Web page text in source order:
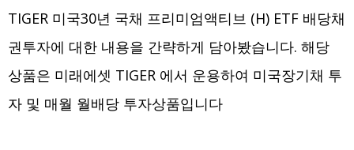
TIGER 미국30년 국채 프리미엄액티브 (H) ETF 배당채
권투자에 대한 내용을 간략하게 담아봤습니다. 해당
상품은 미래에셋 TIGER 에서 운용하여 미국장기채 투
자 및 매월 월배당 투자상품입니다